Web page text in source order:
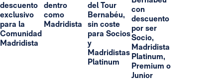
descuento
exclusivo
para la
Comunidad
Madridista
dentro
como
Madridista
del Tour
Bernabéu,
sin coste
para Socios
y
Madridistas
Platinum
con
descuento
por ser
Socio,
Madridista
Platinum,
Premium o
Junior